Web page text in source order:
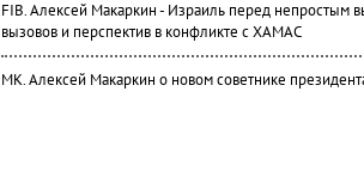
FIB. Алексей Макаркин - Израиль перед непростым
вызовов и перспектив в конфликте с ХАМАС
МК. Алексей Макаркин о новом советнике